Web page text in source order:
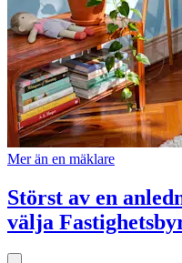
Mer än en mäklare
Störst av en
välja